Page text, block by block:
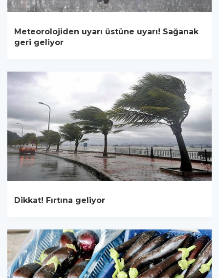
Meteorolojiden uyarı üstüne uyarı! Sağanak
geri geliyor
Dikkat! Fırtına geliyor